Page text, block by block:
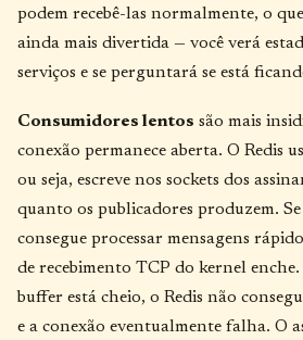
podem recebê-las normalmente, o
ainda mais divertida — você verá
serviços e se perguntará se está
Consumidores lentos são mais
conexão permanece aberta. O Redis
ou seja, escreve nos sockets dos
quanto os publicadores produzem.
consegue processar mensagens
de recebimento TCP do kernel enche.
buffer está cheio, o Redis não
e a conexão eventualmente falha. O